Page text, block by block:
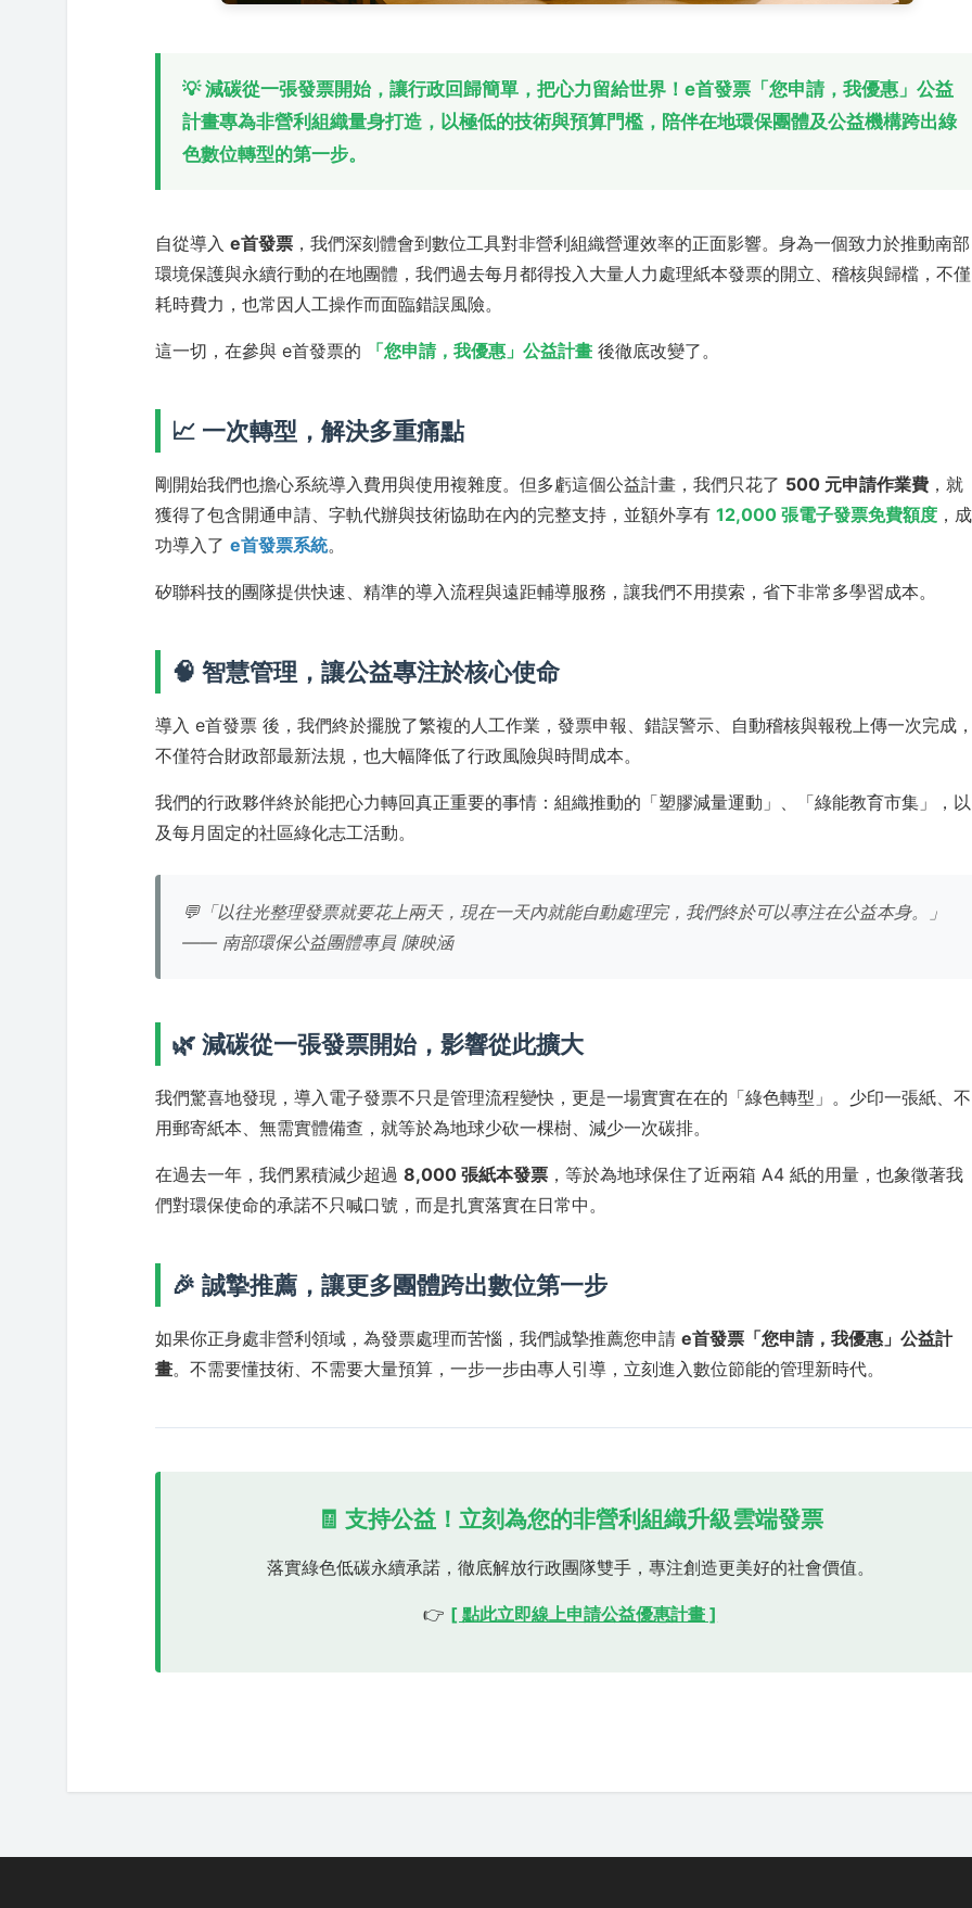
💡 減碳從一張發票開始，讓行政回歸簡單，把心力留給世界！e首發票「您申請，我優惠」公益
計畫專為非營利組織量身打造，以極低的技術與預算門檻，陪伴在地環保團體及公益機構跨出綠
色數位轉型的第一步。
自從導入e首發票 ，我們深刻體會到數位工具對非營利組織營運效率的正面影響。身為一個致力於推動南部
環境保護與永續行動的在地團體，我們過去每月都得投入大量人力處理紙本發票的開立、稽核與歸檔，不僅
耗時費力，也常因人工操作而面臨錯誤風險。
這一切，在參與 e首發票的 「您申請，我優惠」公益計畫 後徹底改變了。
📈 一次轉型，解決多重痛點
剛開始我們也擔心系統導入費用與使用複雜度。但多虧這個公益計畫，我們只花了 500 元申請作業費 ，就
獲得了包含開通申請、字軌代辦與技術協助在內的完整支持，並額外享有12,000 張電子發票免費額度 ，成
功導入了e首發票系統。
矽聯科技的團隊提供快速、精準的導入流程與遠距輔導服務，讓我們不用摸索，省下非常多學習成本。
🧠 智慧管理，讓公益專注於核心使命
導入 e首發票 後，我們終於擺脫了繁複的人工作業，發票申報、錯誤警示、自動稽核與報稅上傳一次完成
不僅符合財政部最新法規，也大幅降低了行政風險與時間成本。
我們的行政夥伴終於能把心力轉回真正重要的事情：組織推動的「塑膠減量運動」、「綠能教育市集」，以
及每月固定的社區綠化志工活動。
💬「以往光整理發票就要花上兩天，現在一天內就能自動處理完，我們終於可以專注在公益本身。」
—— 南部環保公益團體專員 陳映涵
🌿 減碳從一張發票開始，影響從此擴大
我們驚喜地發現，導入電子發票不只是管理流程變快，更是一場實實在在的「綠色轉型」。少印一張紙、不
用郵寄紙本、無需實體備查，就等於為地球少砍一棵樹、減少一次碳排。
在過去一年，我們累積減少超過8,000 張紙本發票 ，等於為地球保住了近兩箱 A4 紙的用量，也象徵著我
們對環保使命的承諾不只喊口號，而是扎實落實在日常中。
🎉 誠摯推薦，讓更多團體跨出數位第一步
如果你正身處非營利領域，為發票處理而苦惱，我們誠摯推薦您申請e首發票「您申請，我優惠」公益計
畫。不需要懂技術、不需要大量預算，一步一步由專人引導，立刻進入數位節能的管理新時代。
🧾 支持公益！立刻為您的非營利組織升級雲端發票
落實綠色低碳永續承諾，徹底解放行政團隊雙手，專注創造更美好的社會價值。
👉 [ 點此立即線上申請公益優惠計畫 ]